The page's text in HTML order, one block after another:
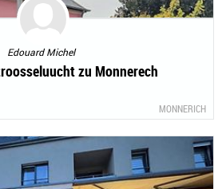
Edouard Michel
zu Monnerech
MONNERICH